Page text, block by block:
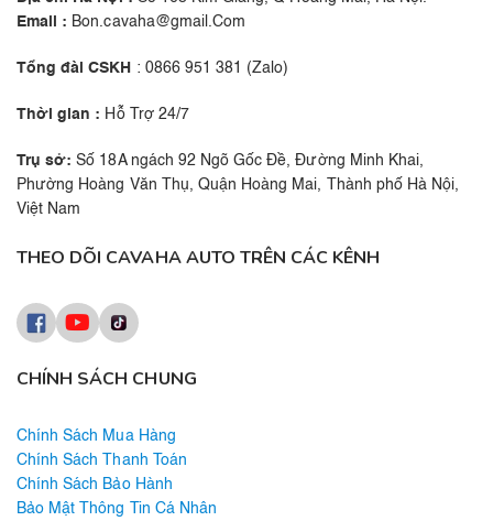
Email : Bon.cavaha@gmail.Com
Tổng đài CSKH : 0866 951 381 (Zalo)
Thời gian : Hỗ Trợ 24/7
Trụ sở: Số 18A ngách 92 Ngõ Gốc Đề, Đường Minh Khai,
Phường Hoàng Văn Thụ, Quận Hoàng Mai, Thành phố Hà Nội,
Việt Nam
CHÍNH SÁCH CHUNG
Chính Sách Mua Hàng
Chính Sách Thanh Toán
Chính Sách Bảo Hành
Bảo Mật Thông Tin Cá Nhân
THEO DÕI CAVAHA AUTO TRÊN CÁC KÊNH